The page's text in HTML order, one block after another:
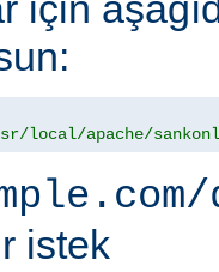
local/apache/
istek